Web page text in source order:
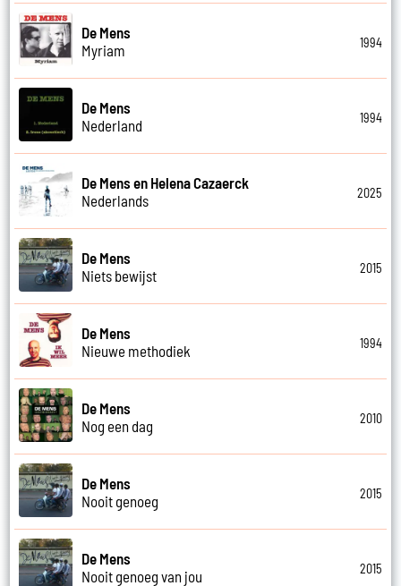
De Mens
Myriam
1994
De Mens
Nederland
1994
De Mens en Helena Cazaerck
Nederlands
2025
De Mens
Niets bewijst
2015
De Mens
Nieuwe methodiek
1994
De Mens
Nog een dag
2010
De Mens
Nooit genoeg
2015
De Mens
Nooit genoeg van jou
2015